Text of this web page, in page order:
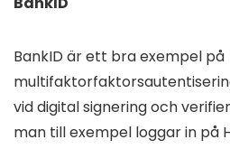
BankID är ett bra exempel på
vid digital signering och
man till exempel loggar in på